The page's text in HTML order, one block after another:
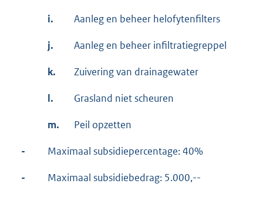
i. Aanleg en beheer helofytenfilters
j. Aanleg en beheer infiltratiegreppel
k. Zuivering van drainagewater
l. Grasland niet scheuren
m. Peil opzetten
- Maximaal subsidiepercentage: 40%
- Maximaal subsidiebedrag: 5.000,--